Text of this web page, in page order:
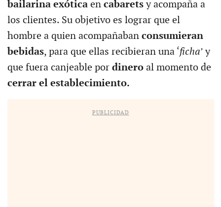
bailarina exóticaen cabaretsy acompaña a
los clientes. Su objetivo es lograr que el
hombre a quien acompañaban consumieran
bebidas, para que ellas recibieran una ‘ficha’ y
que fuera canjeable por dinero al momento de
cerrar el establecimiento.
PUBLICIDAD